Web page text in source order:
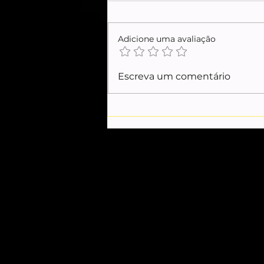
Casos Master e INSS:
entenda
Adicione uma avaliação
Escreva um comentário